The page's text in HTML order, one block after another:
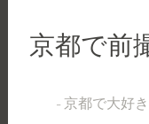
京都で前
京都で大好